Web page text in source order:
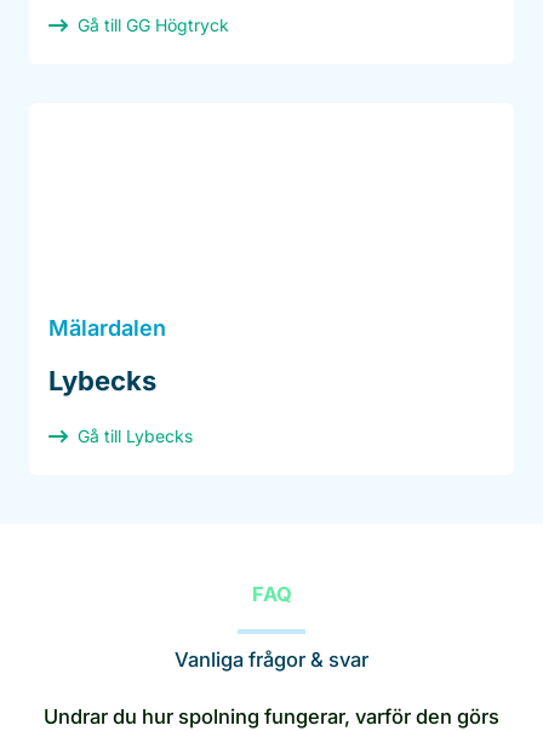
Gå till GG Högtryck
Mälardalen
Lybecks
Gå till Lybecks
FAQ
Vanliga frågor & svar
Undrar du hur spolning fungerar, varför den görs